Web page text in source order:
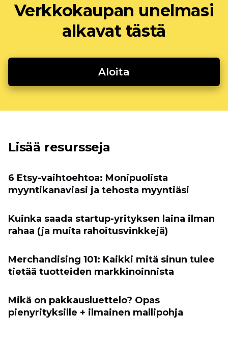
Verkkokaupan unelmasi
alkavat tästä
Aloita
Lisää resursseja
6 Etsy-vaihtoehtoa: Monipuolista
myyntikanaviasi ja tehosta myyntiäsi
Kuinka saada startup-yrityksen laina ilman
rahaa (ja muita rahoitusvinkkejä)
Merchandising 101: Kaikki mitä sinun tulee
tietää tuotteiden markkinoinnista
Mikä on pakkausluettelo? Opas
pienyrityksille + ilmainen mallipohja